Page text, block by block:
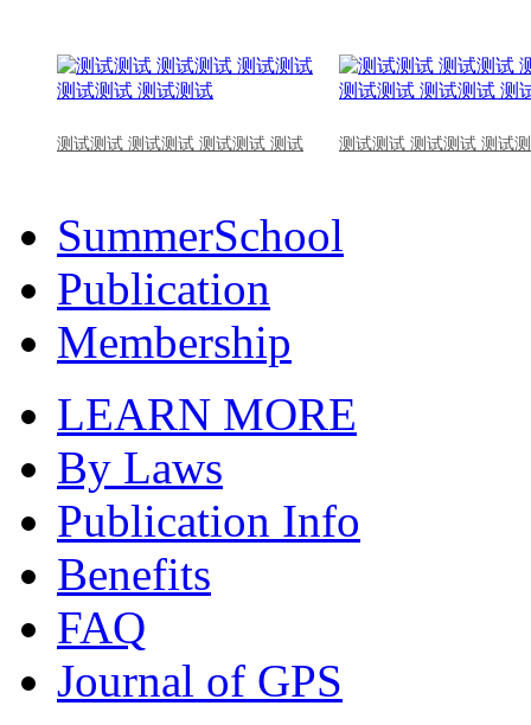
测试测试 测试测试 测试测试 测试 测试测试 测试测试 测试
SummerSchool
Publication
Membership
LEARN MORE
By Laws
Publication Info
Benefits
FAQ
Journal of GPS